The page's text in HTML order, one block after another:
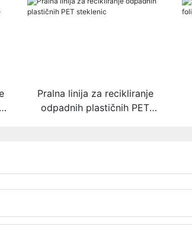
Pralna linija za recikliranje
odpadnih plastičnih PET